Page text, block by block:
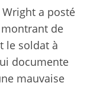
a posté
de
le soldat à
documente
mauvaise